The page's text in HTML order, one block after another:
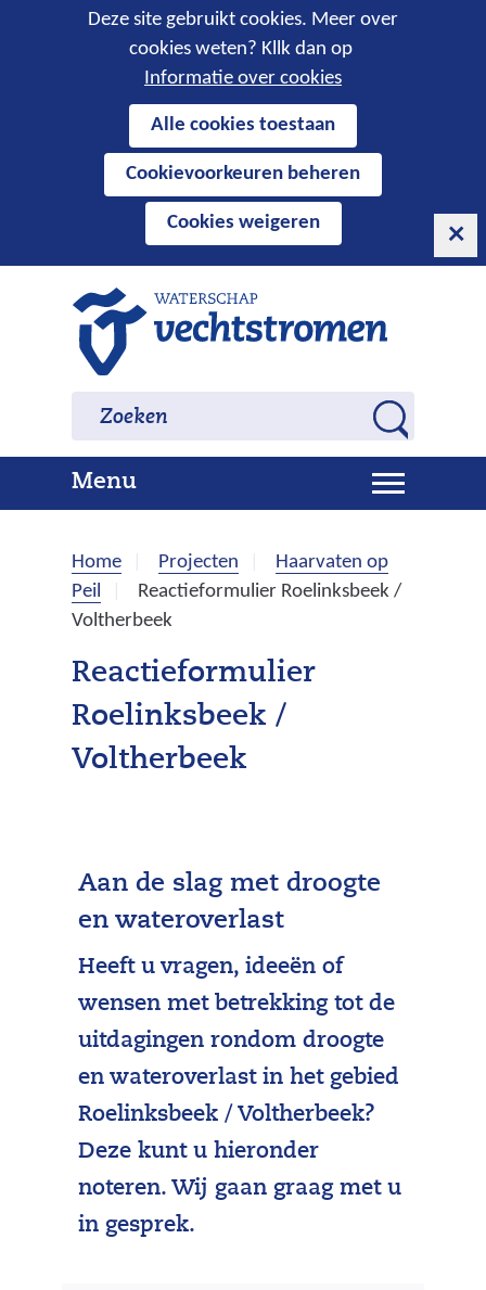
Cookies
toestaan?
Deze site gebruikt cookies. Meer over
cookies weten? Kllk dan op
Informatie over cookies
cookies
deze
website
worden
toegestaan
geweigerd.
Alle cookies toestaan
Cookievoorkeuren beheren
Cookies weigeren
naar
o
e
k
e
Zoeken Zoeken
MenuU
i
l
a
p
e
n
Home Projecten
Haarvaten op
Peil
Reactieformulier Roelinksbeek /
Voltherbeek
Reactieformulier
Roelinksbeek /
Voltherbeek
Aan de slag met droogte
en wateroverlast
Heeft u vragen, ideeën of
wensen met betrekking tot de
uitdagingen rondom droogte
en wateroverlast in het gebied
Roelinksbeek / Voltherbeek?
Deze kunt u hieronder
noteren. Wij gaan graag met u
in gesprek.